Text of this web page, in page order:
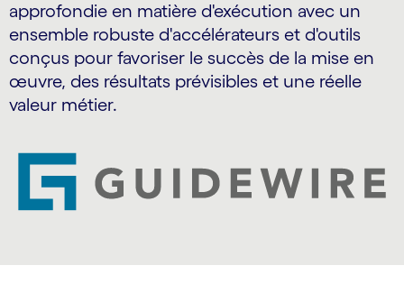
approfondie en matière d'exécution avec un
ensemble robuste d'accélérateurs et d'outils
conçus pour favoriser le succès de la mise en
œuvre, des résultats prévisibles et une réelle
valeur métier.